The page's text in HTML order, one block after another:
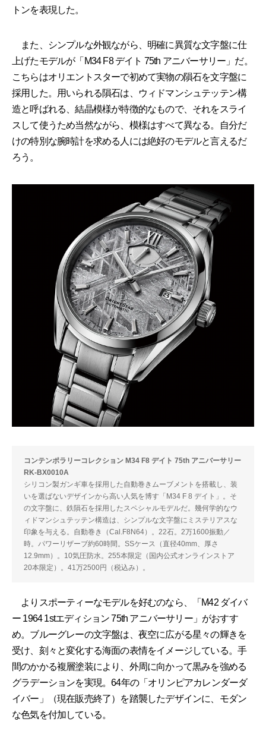
トンを表現した。
また、シンプルな外観ながら、明確に異質な文字盤に仕
上げたモデルが「M34 F8 デイト 75th アニバーサリー」だ。
こちらはオリエントスターで初めて実物の隕石を文字盤に
採用した。用いられる隕石は、ウィドマンシュテッテン構
造と呼ばれる、結晶模様が特徴的なもので、それをスライ
スして使うため当然ながら、模様はすべて異なる。自分だ
けの特別な腕時計を求める人には絶好のモデルと言えるだ
ろう。
コンテンポラリーコレクション M34 F8 デイト 75th アニバーサリー
RK-BX0010A
シリコン製ガンギ車を採用した自動巻きムーブメントを搭載し、装
いを選ばないデザインから高い人気を博す「M34 F 8 デイト」。そ
の文字盤に、鉄隕石を採用したスペシャルモデルだ。幾何学的なウ
ィドマンシュテッテン構造は、シンプルな文字盤にミステリアスな
印象を与える。自動巻き（Cal.F8N64）。22石。2万1600振動／
時。パワーリザーブ約60時間。SSケース（直径40mm、厚さ
12.9mm）。10気圧防水。255本限定（国内公式オンラインストア
20本限定）。41万2500円（税込み）。
よりスポーティーなモデルを好むのなら、「M42 ダイバ
ー 1964 1stエディション 75th アニバーサリー」がおすす
め。ブルーグレーの文字盤は、夜空に広がる星々の輝きを
受け、刻々と変化する海面の表情をイメージしている。手
間のかかる複層塗装により、外周に向かって黒みを強める
グラデーションを実現。64年の「オリンピアカレンダーダ
イバー」（現在販売終了）を踏襲したデザインに、モダン
な色気を付加している。